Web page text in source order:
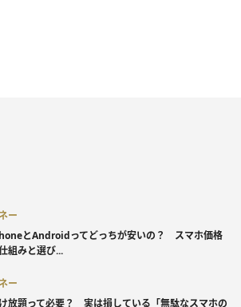
ー
とAndroidってどっちが安いの？ スマホ価格
組みと選び...
ー
放題って必要？ 実は損している「無駄なスマホの